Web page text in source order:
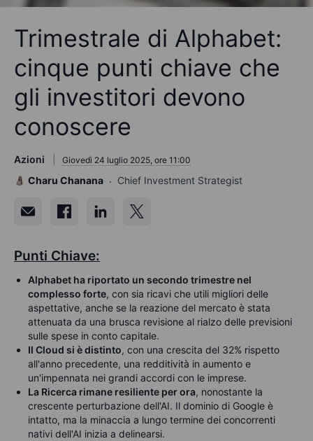
Trimestrale di Alphabet:
cinque punti chiave che
gli investitori devono
conoscere
Azioni Giovedì 24 luglio 2025, ore 11:00
Charu Chanana Chief Investment Strategist
Punti Chiave:
Alphabet ha riportato un secondo trimestre nel
complesso forte, con sia ricavi che utili migliori delle
aspettative, anche se la reazione del mercato è stata
attenuata da una brusca revisione al rialzo delle previsioni
sulle spese in conto capitale.
Il Cloud si è distinto, con una crescita del 32% rispetto
all'anno precedente, una redditività in aumento e
un'impennata nei grandi accordi con le imprese.
La Ricerca rimane resiliente per ora, nonostante la
crescente perturbazione dell'AI. Il dominio di Google è
intatto, ma la minaccia a lungo termine dei concorrenti
nativi dell'AI inizia a delinearsi.